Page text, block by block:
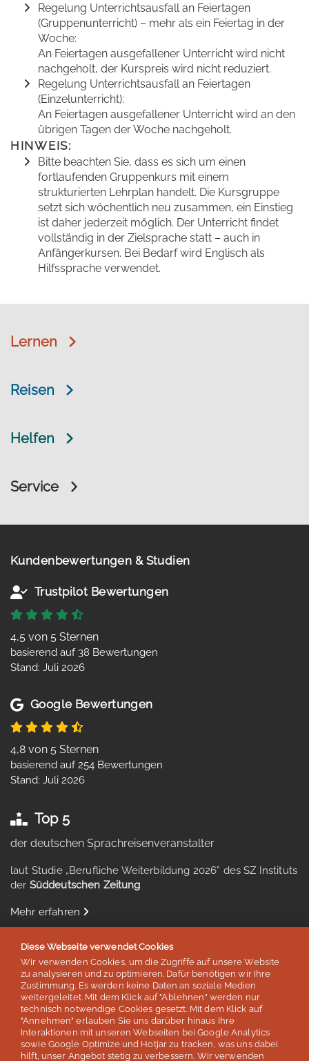
Regelung Unterrichtsausfall an Feiertagen
(Gruppenunterricht) – mehr als ein Feiertag in der
Woche:
An Feiertagen ausgefallener Unterricht wird nicht
nachgeholt, der Kurspreis wird nicht reduziert.
Regelung Unterrichtsausfall an Feiertagen
(Einzelunterricht):
An Feiertagen ausgefallener Unterricht wird an den
übrigen Tagen der Woche nachgeholt.
HINWEIS:
Bitte beachten Sie, dass es sich um einen
fortlaufenden Gruppenkurs mit einem
strukturierten Lehrplan handelt. Die Kursgruppe
setzt sich wöchentlich neu zusammen, ein Einstieg
ist daher jederzeit möglich. Der Unterricht findet
vollständig in der Zielsprache statt – auch in
Anfängerkursen. Bei Bedarf wird Englisch als
Hilfssprache verwendet.
Lernen
Reisen
Helfen
Service
Kundenbewertungen & Studien
Trustpilot Bewertungen
4,5 von 5 Sternen
basierend auf 38 Bewertungen
Stand: Juli 2026
Google Bewertungen
4,8 von 5 Sternen
basierend auf 254 Bewertungen
Stand: Juli 2026
Top 5
der deutschen Sprachreisenveranstalter
laut Studie „Berufliche Weiterbildung 2026” des SZ Instituts
der Süddeutschen Zeitung
Mehr erfahren
Auszeichnungen & Mitgliedschaften
Diese Webseite verwendet Cookies
Wir verwenden Cookies, um die Zugriffe auf unsere Website
zu analysieren und zu optimieren. Dafür benötigen wir Ihre
Zustimmung. Es werden keine Daten an soziale Medien
weitergeleitet. Mit dem Klick auf "Ablehnen" werden nur
technisch notwendige Cookies gesetzt. Mit dem Klick auf
"Annehmen" erlauben Sie uns darüber hinaus Ihre
Interaktionen mit unseren Webseiten bei Google Analytics
sowie Google Optimize und Hotjar zu tracken, was uns dabei
hilft, unser Angebot stetig zu verbessern. Wir verwenden